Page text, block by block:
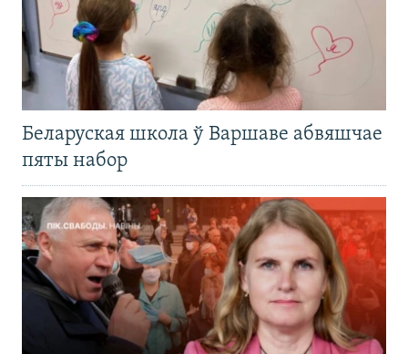
Беларуская школа ў Варшаве абвяшчае
пяты набор